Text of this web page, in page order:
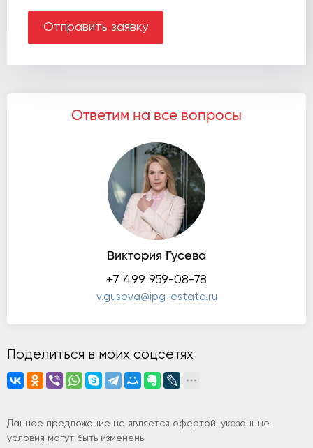
Отправить заявку
Ответим на все вопросы
Виктория Гусева
+7 499 959-08-78
v.guseva@ipg-estate.ru
Поделиться в моих соцсетях
Данное предложение не является офертой, указанные
условия могут быть изменены